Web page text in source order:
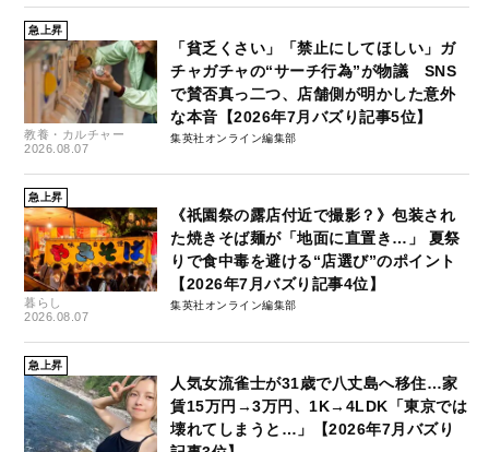
急上昇
教養・カルチャー
2026.08.07
「貧乏くさい」「禁止にしてほしい」ガ
チャガチャの“サーチ行為”が物議 SNS
で賛否真っ二つ、店舗側が明かした意外
な本音【2026年7月バズり記事5位】
集英社オンライン編集部
急上昇
暮らし
2026.08.07
《祇園祭の露店付近で撮影？》包装され
た焼きそば麺が「地面に直置き…」 夏祭
りで食中毒を避ける“店選び”のポイント
【2026年7月バズり記事4位】
集英社オンライン編集部
急上昇
人気女流雀士が31歳で八丈島へ移住…家
賃15万円→3万円、1K→4LDK「東京では
壊れてしまうと…」【2026年7月バズり